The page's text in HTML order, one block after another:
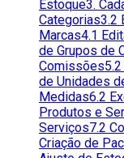
Estoque3.
Categorias3.2
Marcas4.1
de Grupos de
Comissões
de Unidades
Medidas6.2
Produtos e
Serviços7.2
Criação de